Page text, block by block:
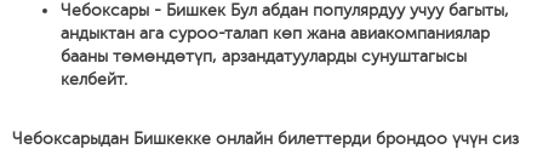
Чебоксары - Бишкек Бул абдан популярдуу учуу багыты,
андыктан ага суроо-талап көп жана авиакомпаниялар
бааны төмөндөтүп, арзандатууларды сунуштагысы
келбейт.
Чебоксарыдан Бишкекке онлайн билеттерди брондоо үчүн сиз